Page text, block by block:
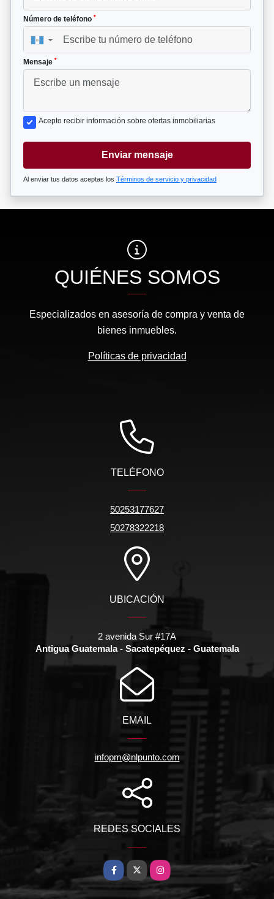
Número de teléfono *
▼
Mensaje *
Acepto recibir información sobre ofertas inmobiliarias
Enviar mensaje
Al enviar tus datos aceptas los Términos de servicio y privacidad
QUIÉNES SOMOS
Especializados en asesoría de compra y venta de
bienes inmuebles.
Políticas de privacidad
TELÉFONO
50253177627
50278322218
UBICACIÓN
2 avenida Sur #17A
Antigua Guatemala - Sacatepéquez - Guatemala
EMAIL
infopm@nlpunto.com
REDES SOCIALES
Facebook
X Instagram